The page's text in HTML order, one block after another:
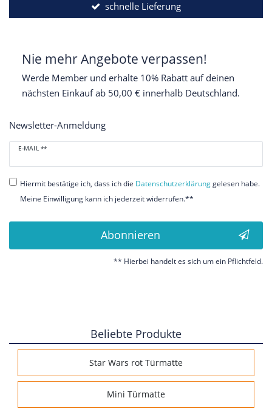
schnelle Lieferung
Nie mehr Angebote verpassen!
Werde Member und erhalte 10% Rabatt auf deinen
nächsten Einkauf ab 50,00 € innerhalb Deutschland.
Newsletter-Anmeldung
E-MAIL **
Newsletter
Honig
Hiermit bestätige ich, dass ich die Daten­schutz­erklärunggelesen habe.
Meine Einwilligung kann ich jederzeit widerrufen.**
Abonnieren
** Hierbei handelt es sich um ein Pflichtfeld.
Beliebte Produkte
Star Wars rot Türmatte
Mini Türmatte